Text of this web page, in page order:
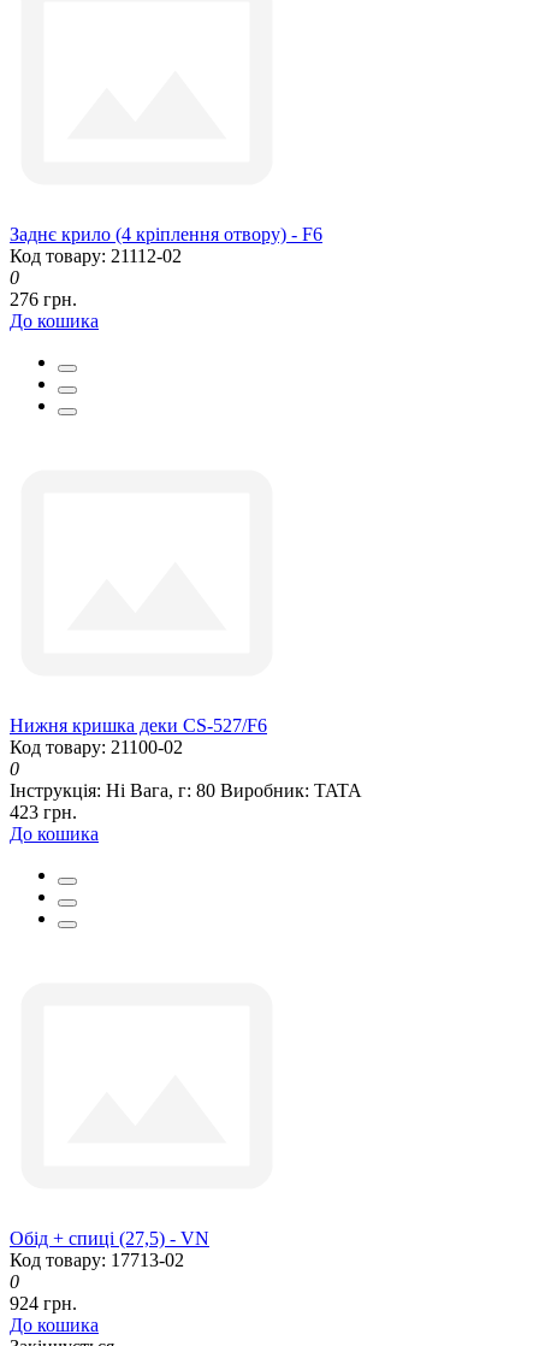
Заднє крило (4 кріплення отвору) - F6
Код товару: 21112-02
0
276 грн.
До кошика
Нижня кришка деки CS-527/F6
Код товару: 21100-02
0
Інструкція: Ні Вага, г: 80 Виробник: TATA
423 грн.
До кошика
Обід + спиці (27,5) - VN
Код товару: 17713-02
0
924 грн.
До кошика